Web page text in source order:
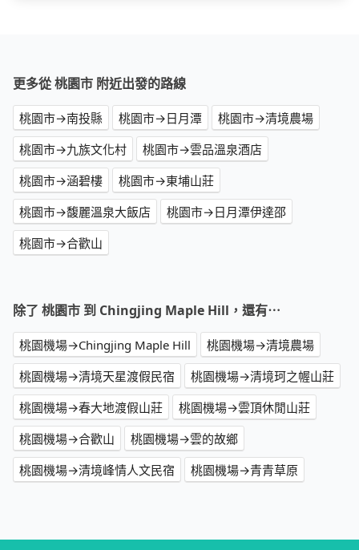
更多從 桃園市 附近出發的路線
桃園市→南投縣 桃園市→日月潭
桃園市→清境農場
桃園市→九族文化村
桃園市→雲品溫泉酒店
桃園市→涵碧樓
桃園市→東埔山莊
桃園市→馥麗溫泉大飯店
桃園市→日月潭伊達邵
桃園市→合歡山
除了 桃園市 到 Chingjing Maple Hill，還有⋯
桃園機場→Chingjing Maple Hill
桃園機場→清境農場
桃園機場→清境天星渡假民宿
桃園機場→清境珂之幄山莊
桃園機場→春大地渡假山莊
桃園機場→雲頂休閒山莊
桃園機場→合歡山
桃園機場→雲的故鄉
桃園機場→清境峰情人文民宿
桃園機場→青青草原